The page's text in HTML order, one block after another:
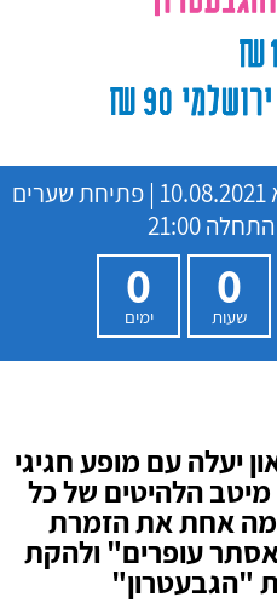
10.08.2021 | פתיחת שערים
0
שעות
0
ימים
יעלה עם מופע חגיגי
מיטב הלהיטים של כל
אחת את הזמרת
עופרים" ולהקת
"הגבעטרון"